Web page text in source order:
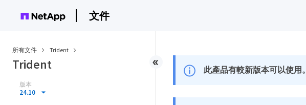
文件
所有文件 Trident
Trident
版本
24.10
此產品有較新版本可以使用。